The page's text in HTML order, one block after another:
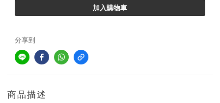
加入購物車
分享到
商品描述